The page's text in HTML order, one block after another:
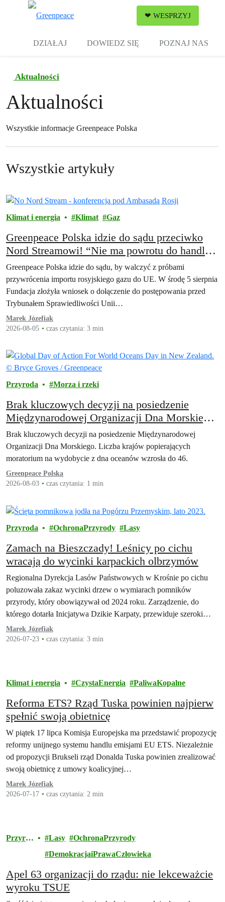
❤ WESPRZYJ
DZIAŁAJ DOWIEDZ SIĘ POZNAJ NAS
Aktualności
Aktualności
Wszystkie informacje Greenpeace Polska
Wszystkie artykuły
Klimat i energia Klimat Gaz
Greenpeace Polska idzie do sądu przeciwko
Nord Streamowi! “Nie ma powrotu do handlu
rosyjskim gazem”
Greenpeace Polska idzie do sądu, by walczyć z próbami
przywrócenia importu rosyjskiego gazu do UE. W środę 5 sierpnia
Fundacja złożyła wniosek o dołączenie do postępowania przed
Trybunałem Sprawiedliwości Unii…
Marek Józefiak
2026-08-05
czas czytania: 3 min
Przyroda Morza i rzeki
Brak kluczowych decyzji na posiedzenie
Międzynarodowej Organizacji Dna Morskiego.
Liczba krajów popierających moratorium na
wydobycie z dna oceanów wzrosła do 46
Brak kluczowych decyzji na posiedzenie Międzynarodowej
Organizacji Dna Morskiego. Liczba krajów popierających
moratorium na wydobycie z dna oceanów wzrosła do 46.
Greenpeace Polska
2026-08-03
czas czytania: 1 min
Przyroda OchronaPrzyrody Lasy
Zamach na Bieszczady! Leśnicy po cichu
wracają do wycinki karpackich olbrzymów
Regionalna Dyrekcja Lasów Państwowych w Krośnie po cichu
poluzowała zakaz wycinki drzew o wymiarach pomników
przyrody, który obowiązywał od 2024 roku. Zarządzenie, do
którego dotarła Inicjatywa Dzikie Karpaty, przewiduje szeroki…
Marek Józefiak
2026-07-23
czas czytania: 3 min
Klimat i energia CzystaEnergia PaliwaKopalne
Reforma ETS? Rząd Tuska powinien najpierw
spełnić swoją obietnicę
W piątek 17 lipca Komisja Europejska ma przedstawić propozycję
reformy unijnego systemu handlu emisjami EU ETS. Niezależnie
od propozycji Brukseli rząd Donalda Tuska powinien zrealizować
swoją obietnicę z umowy koalicyjnej…
Marek Józefiak
2026-07-17
czas czytania: 2 min
Przyro
Lasy
OchronaPrzyrody
DemokracjaiPrawaCzłowieka
Apel 63 organizacji do rządu: nie lekceważcie
wyroku TSUE